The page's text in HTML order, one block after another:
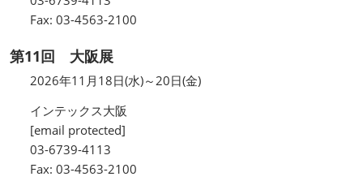
Fax: 03-4563-2100
第11回 大阪展
2026年11月18日(水)～20日(金)
インテックス大阪
[email protected]
03-6739-4113
Fax: 03-4563-2100